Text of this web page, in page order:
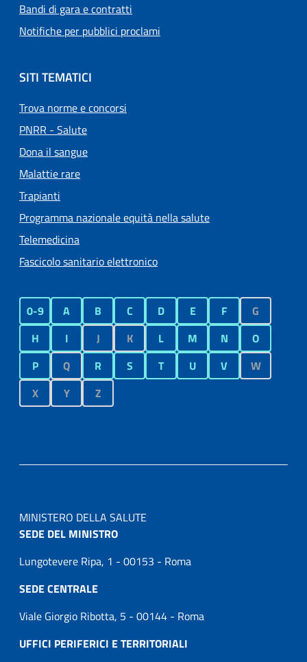
Bandi di gara e contratti
Notifiche per pubblici proclami
SITI TEMATICI
Trova norme e concorsi
PNRR - Salute
Dona il sangue
Malattie rare
Trapianti
Programma nazionale equità nella salute
Telemedicina
Fascicolo sanitario elettronico
0-9 A B C D E F
G
H
I J K L M N
O
P
Q R S T U V
W
X
Y Z
MINISTERO DELLA SALUTE
SEDE DEL MINISTRO
Lungotevere Ripa, 1 - 00153 - Roma
SEDE CENTRALE
Viale Giorgio Ribotta, 5 - 00144 - Roma
UFFICI PERIFERICI E TERRITORIALI